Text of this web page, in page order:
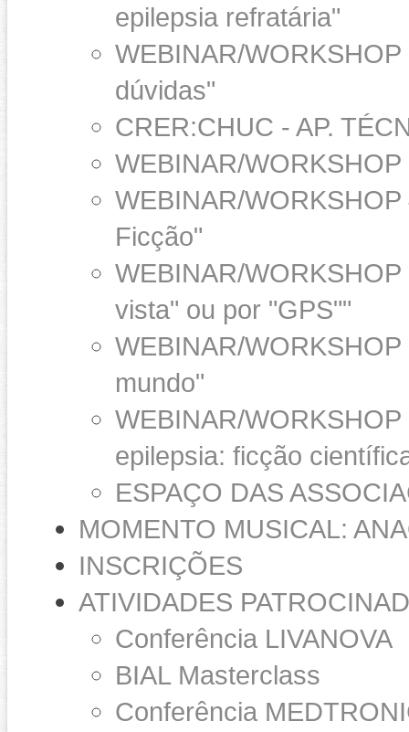
epilepsia refratária"
WEBINAR/
dúvidas"
CRER:CHUC - AP.
WEBINAR/
WEBINAR/
Ficção"
WEBINAR/
vista" ou por "GPS""
WEBINAR/
mundo"
WEBINAR/
epilepsia: ficção
ESPAÇO DAS
MOMENTO MUSICAL:
INSCRIÇÕES
ATIVIDADES
Conferência LIVANOVA
BIAL Masterclass
Conferência